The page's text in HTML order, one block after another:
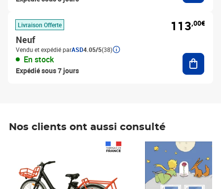
Livraison Offerte
Neuf
Vendu et expédié parASD4.05/5(38)
En stock
Expédié sous 7 jours
113,00€
Nos clients ont aussi consulté
Prix 7,50€